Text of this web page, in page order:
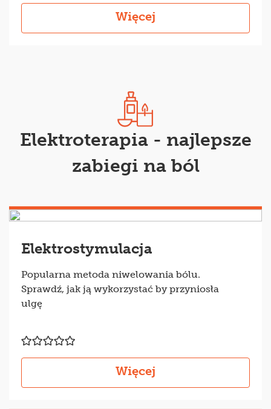
Więcej
Elektroterapia - najlepsze
zabiegi na ból
Elektrostymulacja
Popularna metoda niwelowania bólu.
Sprawdź, jak ją wykorzystać by przyniosła
ulgę
Więcej